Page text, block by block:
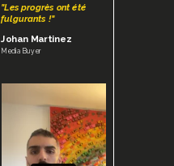
"Les progrès ont été
fulgurants !"
Johan Martinez
Media Buyer